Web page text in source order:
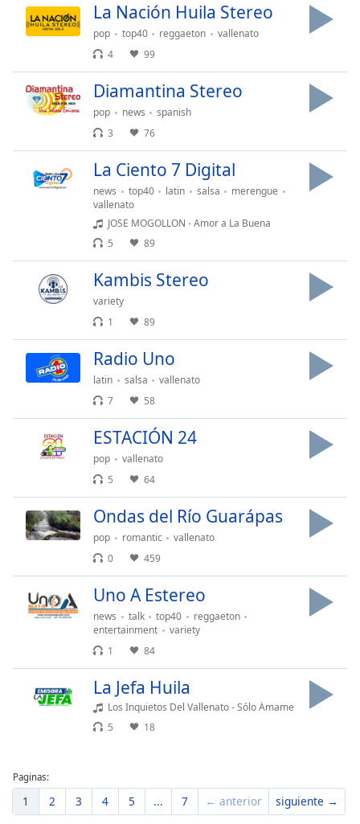
Opacity
Background
Color
Caption
Opacity
Edge
Family
Reset
Modal
Dialog
La Nación Huila Stereo
pop top40 reggaeton
vallenato
4
99
Diamantina Stereo
pop news
spanish
3
76
La Ciento 7 Digital
news top40 latin salsa
merengue
vallenato
JOSE MOGOLLON - Amor a La Buena
5
89
Kambis Stereo
variety
1
89
Radio Uno
latin salsa
vallenato
7
58
ESTACIÓN 24
pop
vallenato
5
64
Ondas del Río Guarápas
pop romantic
vallenato
0
459
Uno A Estereo
news talk top40
reggaeton
entertainment
variety
1
84
La Jefa Huila
Los Inquietos Del Vallenato - Sólo Ámame
5
18
Paginas:
1 2 3 4 5 ... 7 ← anterior siguiente →